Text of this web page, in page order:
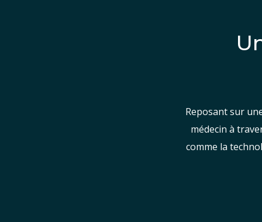
Reposant sur
médecin à
comme la